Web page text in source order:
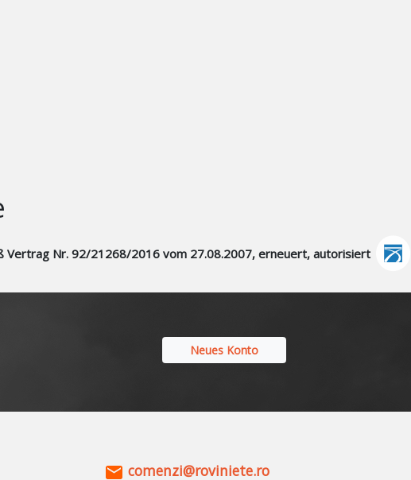
Vertrag Nr. 92/21268/2016 vom 27.08.2007, erneuert, autorisiert
Neues Konto
comenzi@roviniete.ro